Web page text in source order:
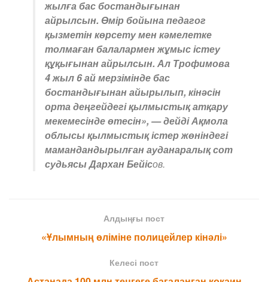
жылға бас бостандығынан
айрылсын. Өмір бойына педагог
қызметін көрсету мен кәмелетке
толмаған балалармен жұмыс істеу
құқығынан айрылсын. Ал Трофимова
4 жыл 6 ай мерзімінде бас
бостандығынан айырылып, кінәсін
орта деңгейдегі қылмыстық атқару
мекемесінде өтесін», — дейді Ақмола
облысы қылмыстық істер жөніндегі
мамандандырылған ауданаралық сот
судьясы Дархан Бейісов.
Алдыңғы пост
«Ұлымның өліміне полицейлер кінәлі»
Келесі пост